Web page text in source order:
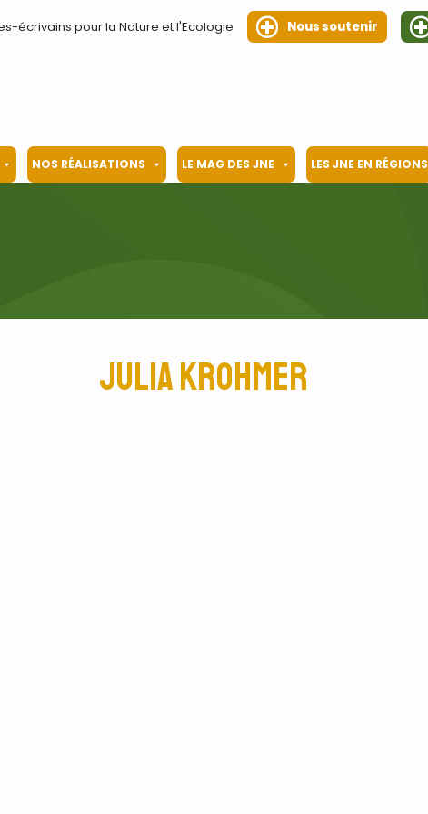
écrivains pour la Nature et l'Ecologie Nous soutenir
NOS RÉALISATIONS LE MAG DES JNE LES JNE EN RÉGIONS
Julia Krohmer